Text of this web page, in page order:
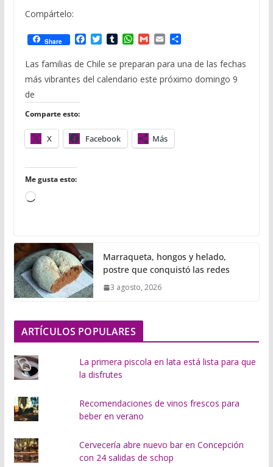
Compártelo:
Share
F
c
b
T
i
t
T
m
b
l
W
a
t
s
G
a
l
E
a
l
C
m
a
Las familias de Chile se preparan para una de las fechas
más vibrantes del calendario este próximo domingo 9
de
Comparte esto:
X Facebook Más
Me gusta esto:
C
g
a
n
d
.
.
Marraqueta, hongos y helado,
postre que conquistó las redes
3 agosto, 2026
ARTÍCULOS POPULARES
La primera piscola en lata está lista para que
la disfrutes
Recomendaciones de vinos frescos para
beber en verano
Cervecería abre nuevo bar en Concepción
con 24 salidas de schop